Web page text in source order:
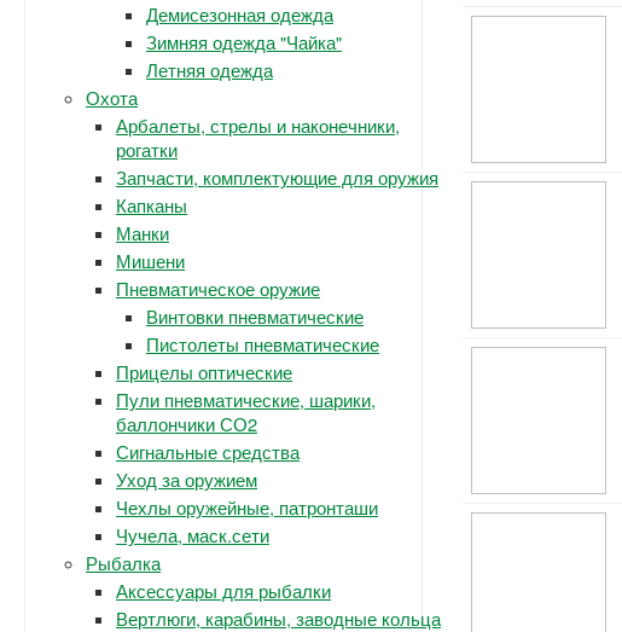
Демисезонная одежда
Зимняя одежда "Чайка"
Летняя одежда
Охота
Арбалеты, стрелы и наконечники,
рогатки
Запчасти, комплектующие для оружия
Капканы
Манки
Мишени
Пневматическое оружие
Винтовки пневматические
Пистолеты пневматические
Прицелы оптические
Пули пневматические, шарики,
баллончики СО2
Сигнальные средства
Уход за оружием
Чехлы оружейные, патронташи
Чучела, маск.сети
Рыбалка
Аксессуары для рыбалки
Вертлюги, карабины, заводные кольца